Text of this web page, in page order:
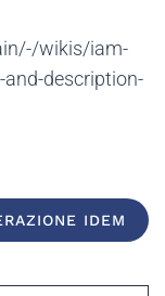
wikis/iam-
description-
IDEM